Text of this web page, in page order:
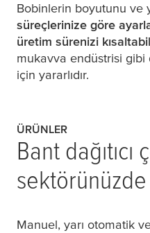
Bobinlerin boyutunu ve
süreçlerinize göre
üretim sürenizi
mukavva endüstrisi
için yararlıdır.
ÜRÜNLER
Bant dağıtıcı
Manuel, yarı otomatik